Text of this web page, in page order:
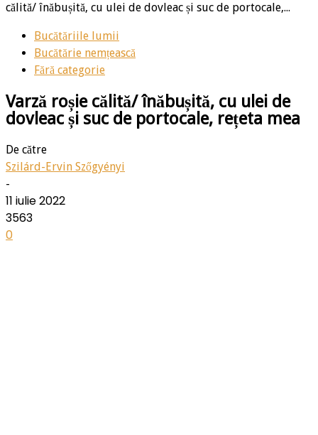
călită/ înăbușită, cu ulei de dovleac și suc de portocale,...
Bucătăriile lumii
Bucătărie nemțească
Fără categorie
Varză roșie călită/ înăbușită, cu ulei de
dovleac și suc de portocale, rețeta mea
De către
Szilárd-Ervin Szőgyényi
-
11 iulie 2022
3563
0